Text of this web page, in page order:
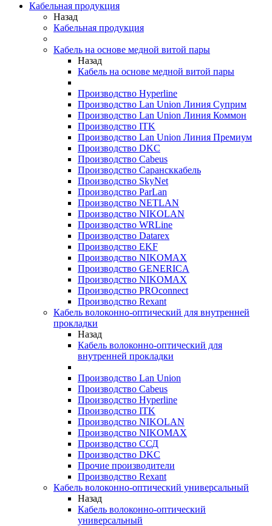
Кабельная продукция
Назад
Кабельная продукция
Кабель на основе медной витой пары
Назад
Кабель на основе медной витой пары
Производство Hyperline
Производство Lan Union Линия Суприм
Производство Lan Union Линия Коммон
Производство ITK
Производство Lan Union Линия Премиум
Производство DKC
Производство Cabeus
Производство Сарансккабель
Производство SkyNet
Производство ParLan
Производство NETLAN
Производство NIKOLAN
Производство WRLine
Производство Datarex
Производство EKF
Производство NIKOMAX
Производство GENERICA
Производство NIKOMAX
Производство PROconnect
Производство Rexant
Кабель волоконно-оптический для внутренней
прокладки
Назад
Кабель волоконно-оптический для
внутренней прокладки
Производство Lan Union
Производство Cabeus
Производство Hyperline
Производство ITK
Производство NIKOLAN
Производство NIKOMAX
Производство ССД
Производство DKC
Прочие производители
Производство Rexant
Кабель волоконно-оптический универсальный
Назад
Кабель волоконно-оптический
универсальный